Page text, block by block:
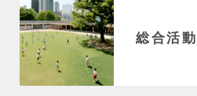
総合活動